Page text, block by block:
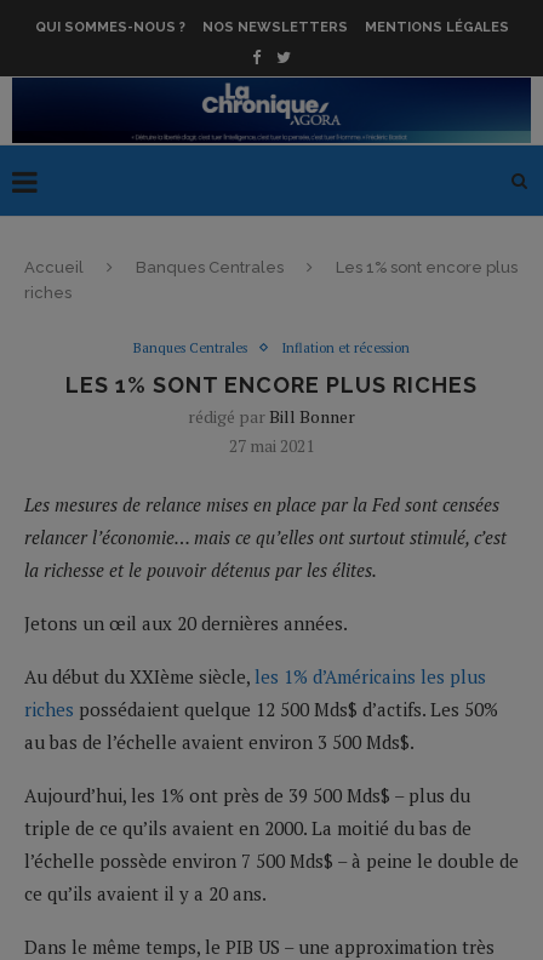
QUI SOMMES-NOUS ? NOS NEWSLETTERS MENTIONS LÉGALES
Accueil Banques Centrales
Les 1% sont encore plus
riches
Banques Centrales Inflation et récession
LES 1% SONT ENCORE PLUS RICHES
rédigé par Bill Bonner
27 mai 2021
Les mesures de relance mises en place par la Fed sont censées
relancer l’économie… mais ce qu’elles ont surtout stimulé, c’est
la richesse et le pouvoir détenus par les élites.
Jetons un œil aux 20 dernières années.
Au début du XXIème siècle, les 1% d’Américains les plus
riches possédaient quelque 12 500 Mds$ d’actifs. Les 50%
au bas de l’échelle avaient environ 3 500 Mds$.
Aujourd’hui, les 1% ont près de 39 500 Mds$ – plus du
triple de ce qu’ils avaient en 2000. La moitié du bas de
l’échelle possède environ 7 500 Mds$ – à peine le double de
ce qu’ils avaient il y a 20 ans.
Dans le même temps, le PIB US – une approximation très